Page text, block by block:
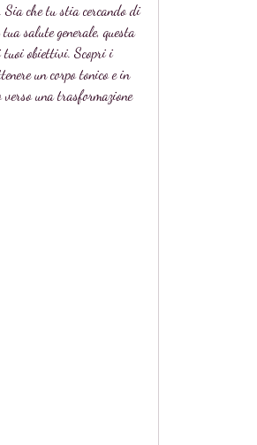
che tu stia cercando di
salute generale, questa
tuoi obiettivi. Scopri i
un corpo tonico e in
verso una trasformazione